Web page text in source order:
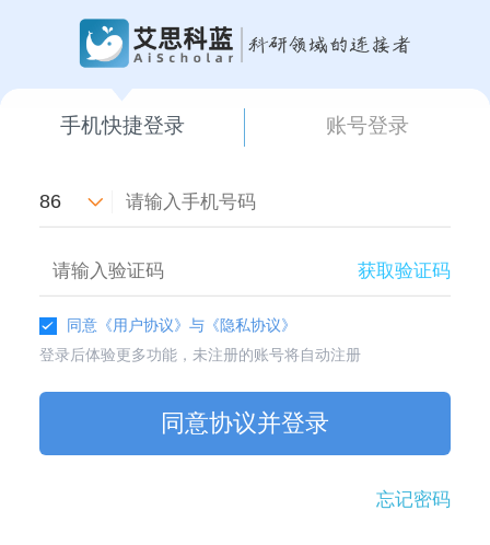
手机快捷登录 账号登录
86
获取验证码
同意 《用户协议》与 《隐私协议》
登录后体验更多功能，未注册的账号将自动注册
同意协议并登录
忘记密码